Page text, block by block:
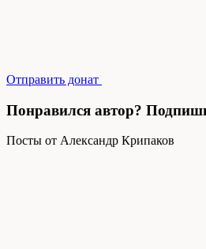
Отправить донат
Понравился автор?
Посты от Александр Крипаков